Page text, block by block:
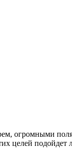
огромными
целей подойдет